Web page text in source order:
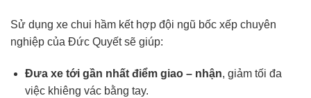
Sử dụng xe chui hầm kết hợp đội ngũ bốc xếp chuyên
nghiệp của Đức Quyết sẽ giúp:
Đưa xe tới gần nhất điểm giao – nhận, giảm tối đa
việc khiêng vác bằng tay.